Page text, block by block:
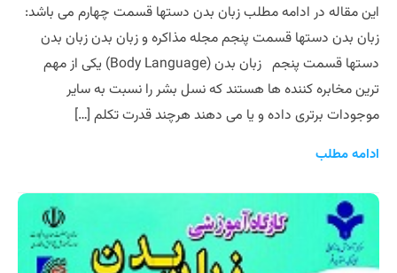
این مقاله در ادامه مطلب زبان بدن دستها قسمت چهارم می باشد:
زبان بدن دستها قسمت پنجم مجله مذاکره و زبان بدن زبان بدن
دستها قسمت پنجم زبان بدن (Body Language) یکی از مهم
ترین مخابره کننده ها هستند که نسل بشر را نسبت به سایر
موجودات برتری داده و یا می دهند هرچند قدرت تکلم […]
ادامه مطلب